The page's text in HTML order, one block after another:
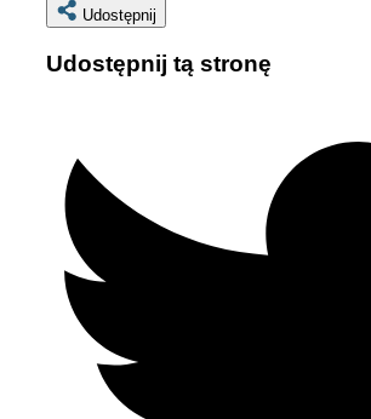
Udostępnij
Udostępnij tą stronę